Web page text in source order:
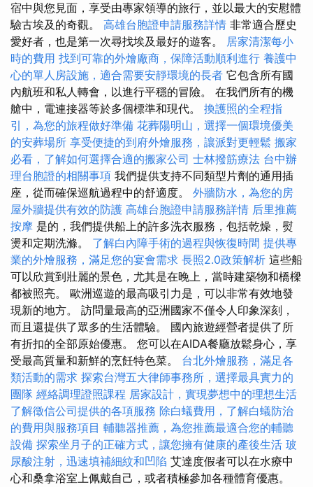
宿中與您見面，享受由專家領導的旅行，並以最大的安慰體
驗古埃及的奇觀。 高雄台胞證申請服務詳情 非常適合歷史
愛好者，也是第一次尋找埃及最好的遊客。 居家清潔每小
時的費用 找到可靠的外燴廠商，保障活動順利進行 養護中
心的單人房設施，適合需要安靜環境的長者 它包含所有國
內航班和私人轉會，以進行平穩的冒險。 在我們所有的機
艙中，電連接器等於多個標準和現代。 換護照的全程指
引，為您的旅程做好準備 花葬陽明山，選擇一個環境優美
的安葬場所 享受便捷的到府外燴服務，讓派對更輕鬆 搬家
必看，了解如何選擇合適的搬家公司 士林撥筋療法 台中辦
理台胞證的相關事項 我們提供支持不同類型片劑的通用插
座，從而確保巡航過程中的舒適度。 外牆防水，為您的房
屋外牆提供有效的防護 高雄台胞證申請服務詳情 后里推薦
按摩 是的，我們提供船上的許多洗衣服務，包括乾燥，熨
燙和定期洗滌。 了解白內障手術的過程與恢復時間 提供專
業的外燴服務，滿足您的宴會需求 長照2.0政策解析 這些船
可以欣賞到壯麗的景色，尤其是在晚上，當時建築物和橋樑
都被照亮。 歐洲巡遊的最高吸引力是，可以非常有效地發
現新的地方。 訪問量最高的亞洲國家不僅令人印象深刻，
而且還提供了眾多的生活體驗。 國內旅遊經營者提供了所
有折扣的全部原始優惠。 您可以在AIDA餐廳放鬆身心，享
受最高質量和新鮮的烹飪特色菜。 台北外燴服務，滿足各
類活動的需求 探索台灣五大律師事務所，選擇最具實力的
團隊 經絡調理證照課程 居家設計，實現夢想中的理想生活
了解徵信公司提供的各項服務 除白蟻費用，了解白蟻防治
的費用與服務項目 輔聽器推薦，為您推薦最適合您的輔聽
設備 探索坐月子的正確方式，讓您擁有健康的產後生活 玻
尿酸注射，迅速填補細紋和凹陷 艾達度假者可以在水療中
心和桑拿浴室上佩戴自己，或者積極參加各種體育優惠。